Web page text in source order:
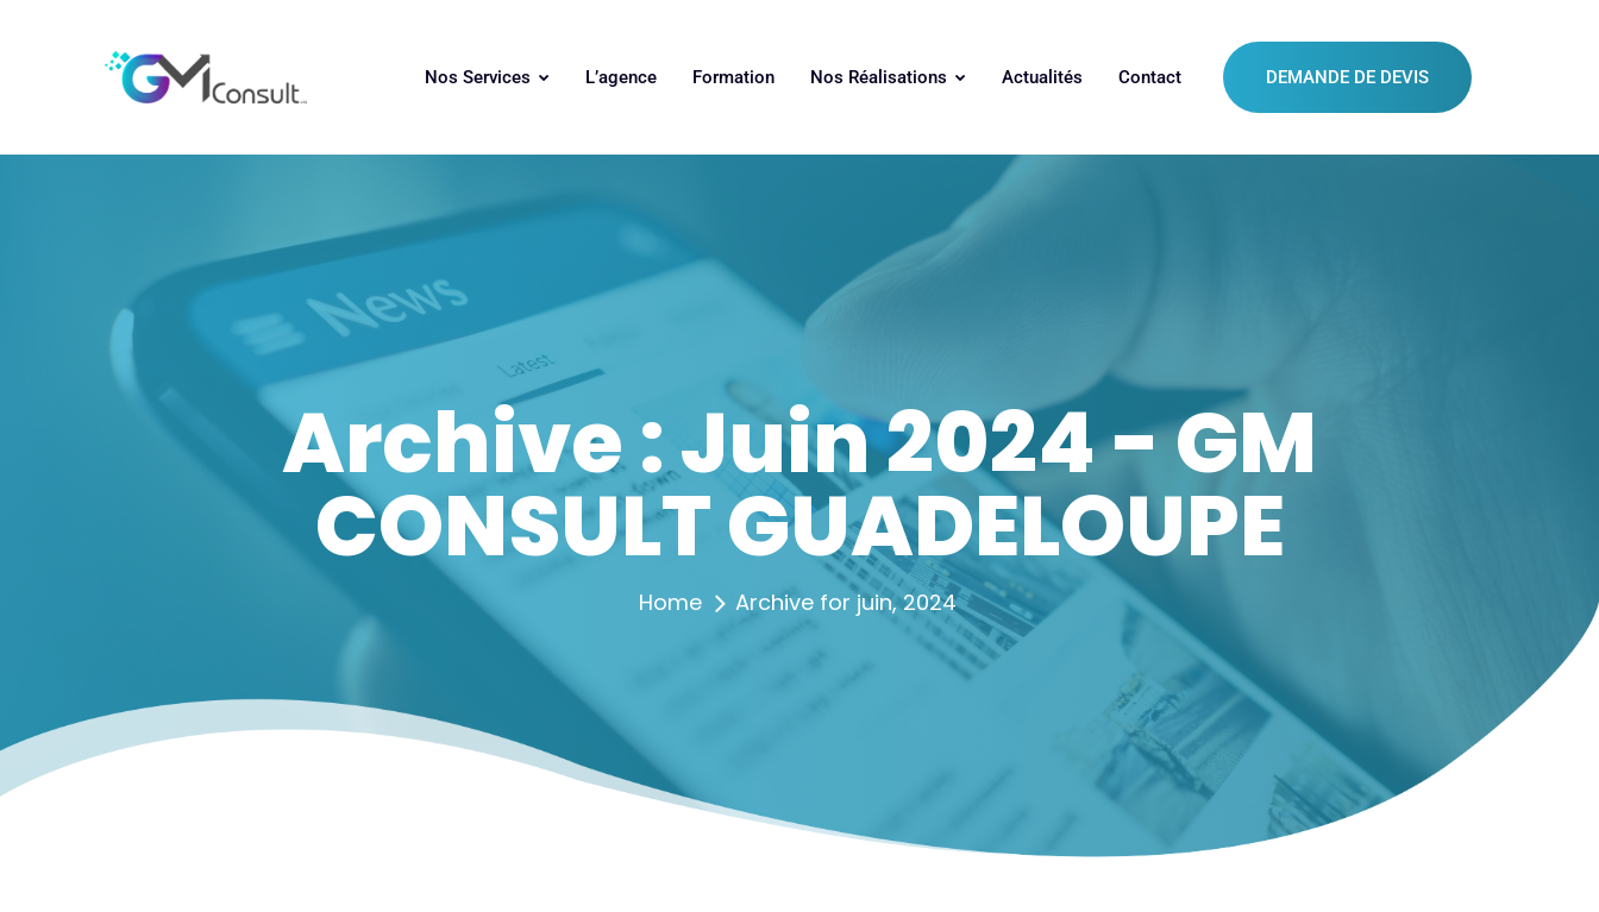
DEMANDE DE DEVIS
Nos Services L’agence Formation Nos Réalisations Actualités Contact
Archive : Juin 2024 - GM
CONSULT GUADELOUPE
Home Archive for juin, 2024